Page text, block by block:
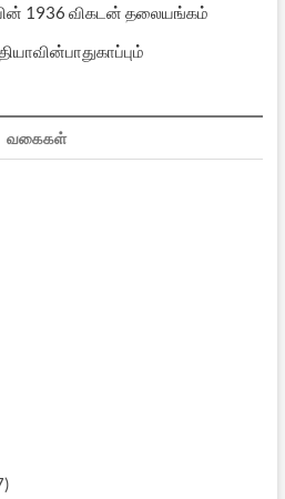
1936 விகடன் தலையங்கம்
வகைகள்